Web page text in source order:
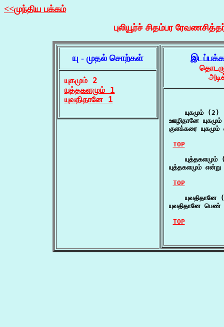
<<முந்திய பக்கம்
புலியூர்ச் சிதம்பர
யு - முதல் சொற்கள்
யுகமும் 2
யுத்தகளமும் 1
யுவதிதானே 1
    யுகமும் (2)
ஊழிதானே
குளக்கரை
TOP
யுத்தகளமும்
யுத்தகளமும்
TOP
யுவதிதானே
யுவதிதானே
TOP